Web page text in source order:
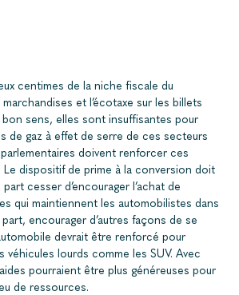
centimes de la niche fiscale du
et l’écotaxe sur les billets
bon sens, elles sont insuffisantes pour
de gaz à effet de serre de ces secteurs
doivent renforcer ces
Le dispositif de prime à la conversion doit
cesser d’encourager l’achat de
qui maintiennent les automobilistes dans
encourager d’autres façons de se
devrait être renforcé pour
véhicules lourds comme les SUV. Avec
aides pourraient être plus généreuses pour
de ressources.